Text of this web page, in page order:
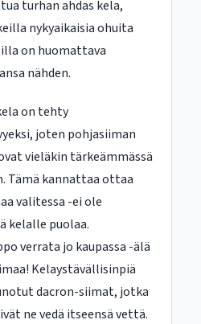
turhan ahdas kela,
nykyaikaisia ohuita
on huomattava
nähden.
on tehty
joten pohjasiiman
vieläkin tärkeämmässä
Tämä kannattaa ottaa
valitessa -ei ole
kelalle puolaa.
verrata jo kaupassa -älä
Kelaystävällisinpiä
dacron-siimat, jotka
ne vedä itseensä vettä.